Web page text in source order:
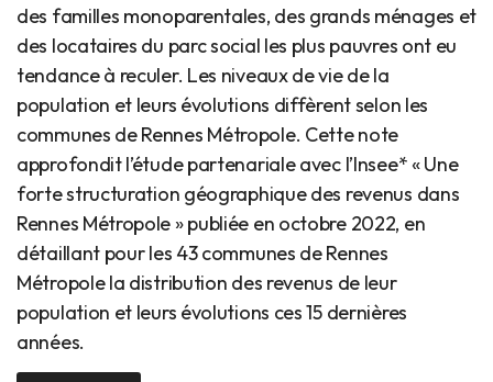
des familles monoparentales, des grands ménages et
des locataires du parc social les plus pauvres ont eu
tendance à reculer. Les niveaux de vie de la
population et leurs évolutions diffèrent selon les
communes de Rennes Métropole. Cette note
approfondit l’étude partenariale avec l’Insee* « Une
forte structuration géographique des revenus dans
Rennes Métropole » publiée en octobre 2022, en
détaillant pour les 43 communes de Rennes
Métropole la distribution des revenus de leur
population et leurs évolutions ces 15 dernières
années.